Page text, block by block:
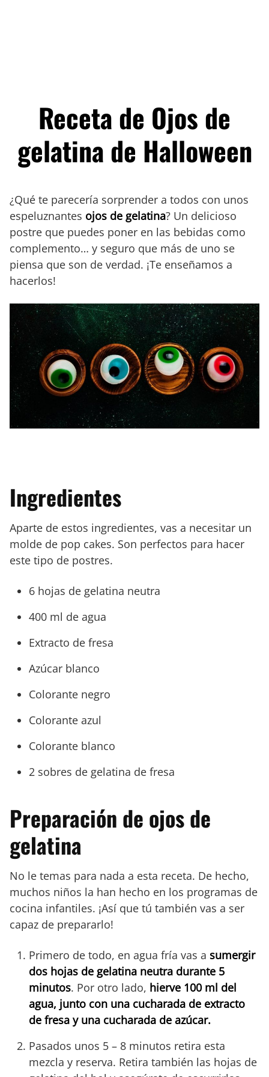
Receta de Ojos de
gelatina de Halloween
¿Qué te parecería sorprender a todos con unos
espeluznantes ojos de gelatina? Un delicioso
postre que puedes poner en las bebidas como
complemento… y seguro que más de uno se
piensa que son de verdad. ¡Te enseñamos a
hacerlos!
Ingredientes
Aparte de estos ingredientes, vas a necesitar un
molde de pop cakes. Son perfectos para hacer
este tipo de postres.
6 hojas de gelatina neutra
400 ml de agua
Extracto de fresa
Azúcar blanco
Colorante negro
Colorante azul
Colorante blanco
2 sobres de gelatina de fresa
Preparación de ojos de
gelatina
No le temas para nada a esta receta. De hecho,
muchos niños la han hecho en los programas de
cocina infantiles. ¡Así que tú también vas a ser
capaz de prepararlo!
Primero de todo, en agua fría vas a sumergir
dos hojas de gelatina neutra durante 5
minutos. Por otro lado, hierve 100 ml del
agua, junto con una cucharada de extracto
de fresa y una cucharada de azúcar.
Pasados unos 5 – 8 minutos retira esta
mezcla y reserva. Retira también las hojas de